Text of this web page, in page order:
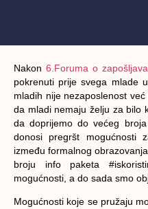
Nakon6.Foruma o
pokrenuti prije svega mlade
mladih nije nezaposlenost
da mladi nemaju želju za bilo
da doprijemo do većeg
donosi pregršt mogućnosti
između formalnog
broju info paketa
mogućnosti, a do sada smo
Mogućnosti koje se pružaju